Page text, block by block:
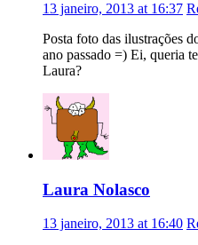
13 janeiro, 2013 at 16:37
Posta foto das ilustrações
ano passado =) Ei, queria
Laura?
Laura Nolasco
13 janeiro, 2013 at 16:40